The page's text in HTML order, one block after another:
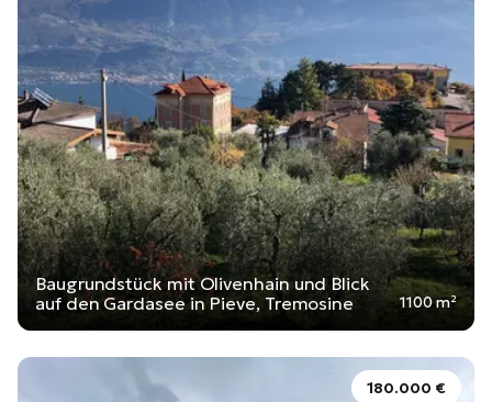
Baugrundstück mit Olivenhain und Blick
auf den Gardasee in Pieve, Tremosine
1100 m²
180.000 €